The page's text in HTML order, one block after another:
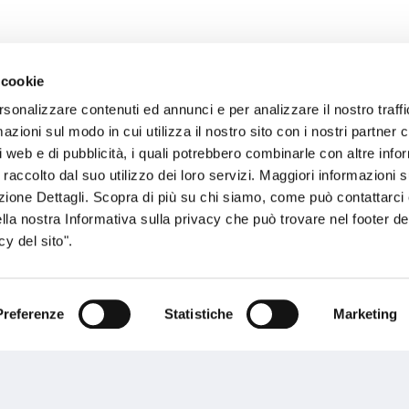
contenuti ed annunci e per analizzare il nostro
sul modo in cui utilizza il nostro sito con i nostri partner
e di pubblicità, i quali potrebbero combinarle con altre
dal suo utilizzo dei loro servizi. Maggiori informazioni
Dettagli. Scopra di più su chi siamo, come può contattarci
nostra Informativa sulla privacy che può trovare nel footer
del sito".
Statistiche Marketing
di informazioni?
più vicina a te e parla con un